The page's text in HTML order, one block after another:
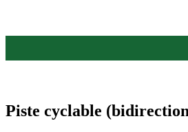
Piste cyclable